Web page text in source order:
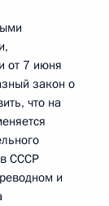
от 7 июня
закон о
что на
СССР
и